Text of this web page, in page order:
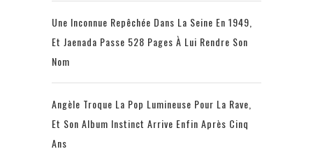
Une Inconnue Repêchée Dans La Seine En 1949,
Et Jaenada Passe 528 Pages À Lui Rendre Son
Nom
Angèle Troque La Pop Lumineuse Pour La Rave,
Et Son Album Instinct Arrive Enfin Après Cinq
Ans